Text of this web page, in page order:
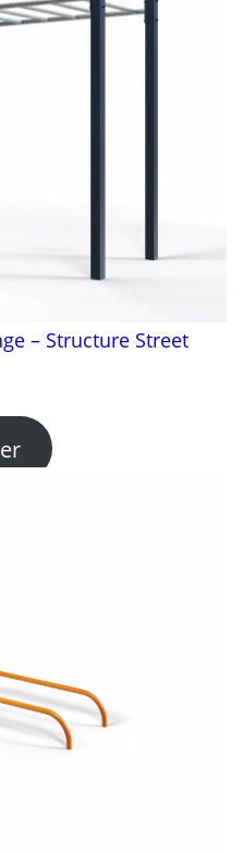
– Structure Street